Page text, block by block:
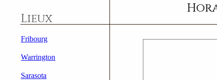
Lieux
Fribourg
Warrington
Sarasota